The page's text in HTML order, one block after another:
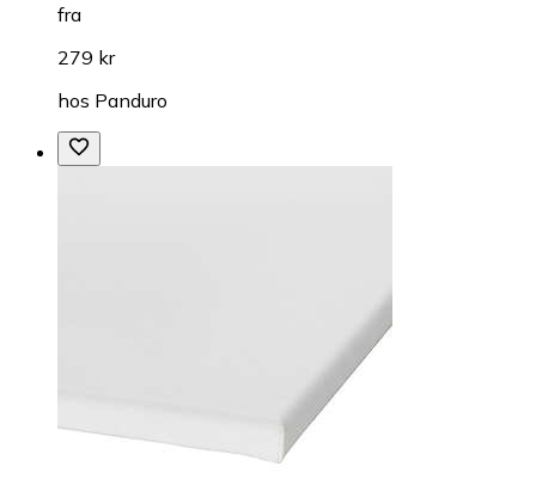
fra
279 kr
hos Panduro